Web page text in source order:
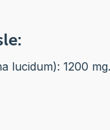
lucidum): 1200